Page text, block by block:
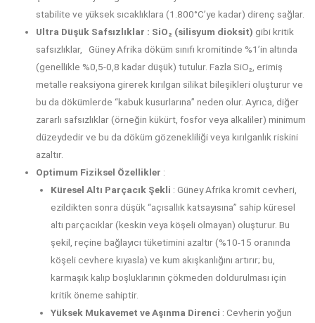
stabilite ve yüksek sıcaklıklara (1.800°C’ye kadar) direnç sağlar.
Ultra Düşük Safsızlıklar : SiO₂ (silisyum dioksit) gibi kritik
safsızlıklar,
Güney Afrika döküm sınıfı kromitinde %1’in altında
(genellikle %0,5-0,8 kadar düşük) tutulur. Fazla SiO₂, erimiş
metalle reaksiyona girerek kırılgan silikat bileşikleri oluşturur ve
bu da dökümlerde “kabuk kusurlarına” neden olur. Ayrıca, diğer
zararlı safsızlıklar (örneğin kükürt, fosfor veya alkaliler) minimum
düzeydedir ve bu da döküm gözenekliliği veya kırılganlık riskini
azaltır.
Optimum Fiziksel Özellikler :
Küresel Altı Parçacık Şekli : Güney Afrika kromit cevheri,
ezildikten sonra düşük “açısallık katsayısına” sahip küresel
altı parçacıklar (keskin veya köşeli olmayan) oluşturur. Bu
şekil, reçine bağlayıcı tüketimini azaltır (%10-15 oranında
köşeli cevhere kıyasla) ve kum akışkanlığını artırır; bu,
karmaşık kalıp boşluklarının çökmeden doldurulması için
kritik öneme sahiptir.
Yüksek Mukavemet ve Aşınma Direnci : Cevherin yoğun